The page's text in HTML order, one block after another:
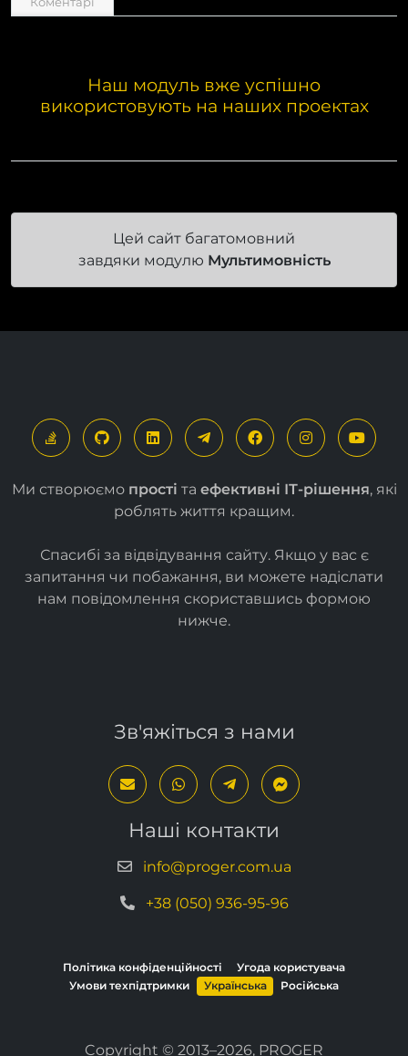
Наш модуль вже успішно
Цей сайт багатомовний
завдяки модулюМультимовність
Ми створюємопрості таефективні ІТ-рішення
Спасибі за відвідування сайту. Якщо у вас є
запитання чи побажання, ви можете надіслати
нам повідомлення скориставшись формою
Зв'яжіться з нами
Наші контакти
info@proger.com.ua
Політика конфіденційності
Угода користувача